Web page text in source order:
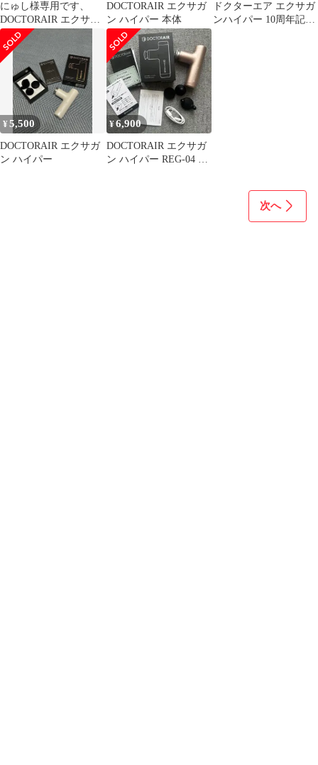
にゅし様専用です、
DOCTORAIR エクサガ
ンハイパー REG-04 本
体
DOCTORAIR エクサガ
ン ハイパー 本体
ドクターエア エクサガ
ンハイパー 10周年記念
¥5,500
DOCTORAIR エクサガ
ン ハイパー
¥6,900
DOCTORAIR エクサガ
ン ハイパー REG-04 本
次へ